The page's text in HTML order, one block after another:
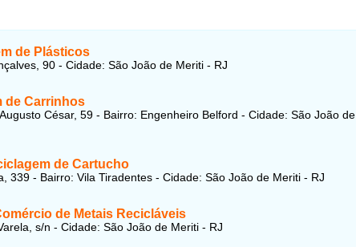
de Plásticos
90 - Cidade: São João de Meriti - RJ
de Carrinhos
César, 59 - Bairro: Engenheiro Belford - Cidade: São João de
de Cartucho
339 - Bairro: Vila Tiradentes - Cidade: São João de Meriti - RJ
de Metais Recicláveis
s/n - Cidade: São João de Meriti - RJ